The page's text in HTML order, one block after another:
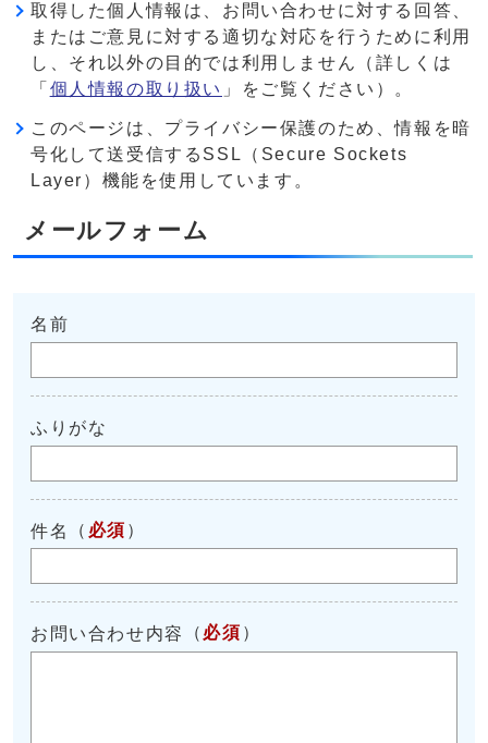
取得した個人情報は、お問い合わせに対する回答、
またはご意見に対する適切な対応を行うために利用
し、それ以外の目的では利用しません（詳しくは
「 個人情報の取り扱い 」をご覧ください）。
このページは、プライバシー保護のため、情報を暗
号化して送受信するSSL（Secure Sockets
Layer）機能を使用しています。
メールフォーム
名前
ふりがな
件名 （ 必須 ）
お問い合わせ内容 （ 必須 ）